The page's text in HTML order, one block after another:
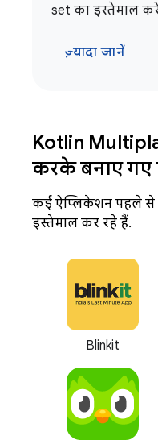
set का इस्तेमाल
ज़्यादा जानें
Kotlin
करके बनाए गए
कई ऐप्लिकेशन पहले से
इस्तेमाल कर रहे हैं.
Blinkit